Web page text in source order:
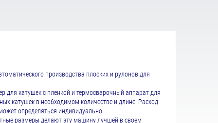
производства плоских и рулонов для
для катушек с пленкой и термосварочный аппарат для
катушек в необходимом количестве и длине. Расход
определяться индивидуально.
размеры делают эту машину лучшей в своем